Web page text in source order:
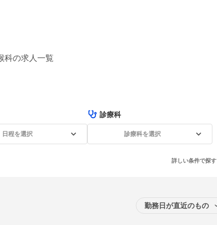
科の求人一覧
日程を選択
診療科
診療科を選択
詳しい条件で探す
勤務日が直近のもの